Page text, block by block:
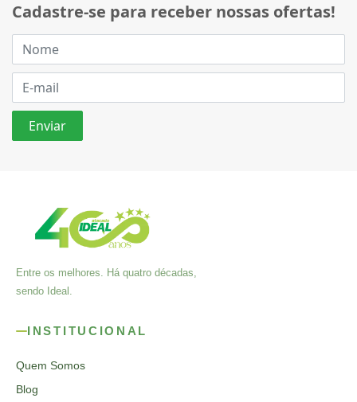
Cadastre-se para receber nossas ofertas!
Entre os melhores. Há quatro décadas,
sendo Ideal.
INSTITUCIONAL
Quem Somos
Blog